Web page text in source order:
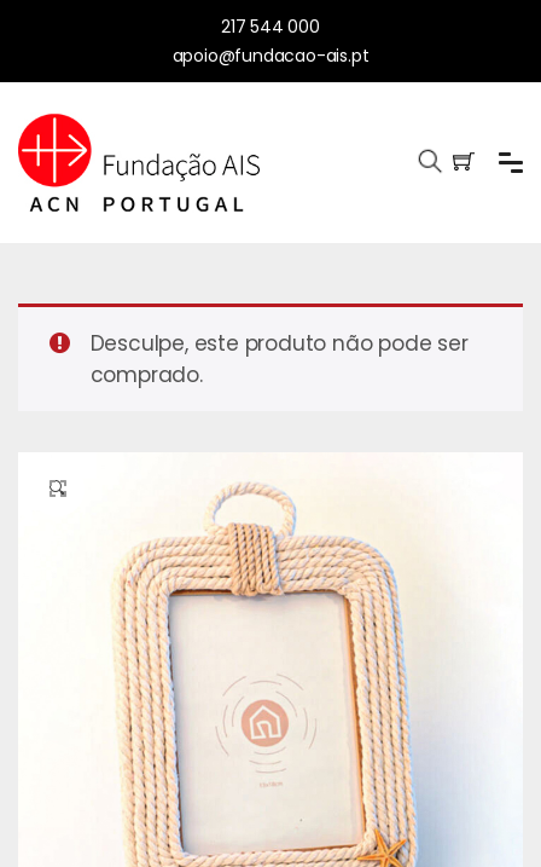
217 544 000
apoio@fundacao-ais.pt
Desculpe, este produto não pode ser
comprado.
🔍